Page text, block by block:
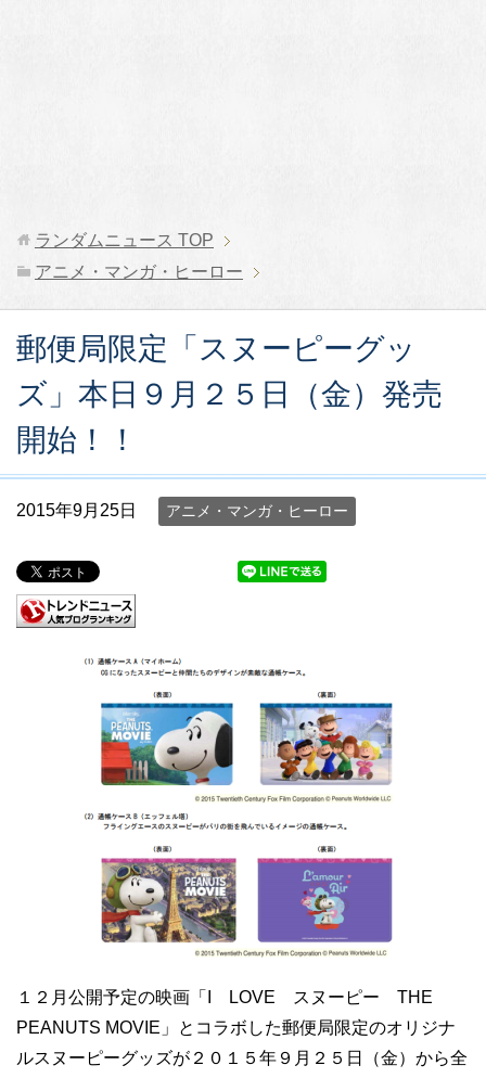
ランダムニュース TOP
アニメ・マンガ・ヒーロー
郵便局限定「スヌーピーグッ
ズ」本日９月２５日（金）発売
開始！！
2015年9月25日 アニメ・マンガ・ヒーロー
１２月公開予定の映画「I LOVE スヌーピー THE
PEANUTS MOVIE」とコラボした郵便局限定のオリジナ
ルスヌーピーグッズが２０１５年９月２５日（金）から全